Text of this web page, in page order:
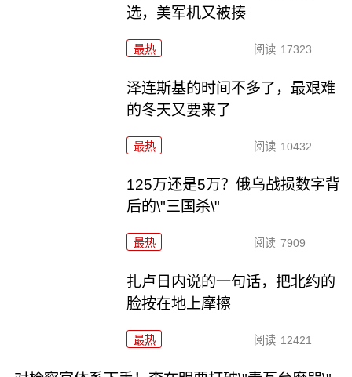
选，美军机又被揍
最热 阅读 17323
泽连斯基的时间不多了，最艰难
的冬天又要来了
最热 阅读 10432
125万还是5万？俄乌战损数字背
后的\"三国杀\"
最热 阅读 7909
扎卢日内说的一句话，把北约的
脸按在地上摩擦
最热 阅读 12421